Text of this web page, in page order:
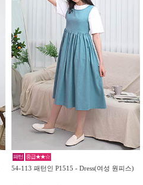
패턴 중급★★☆
54-113 패턴인 P1515 - Dress(여성 원피스)